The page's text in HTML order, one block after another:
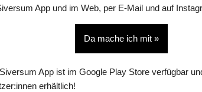
App und im Web, per E-Mail und auf
Da mache ich mit »
App ist im Google Play Store verfügbar
erhältlich!